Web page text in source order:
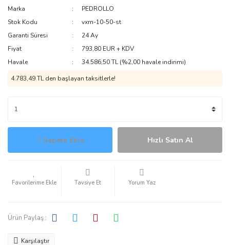
Marka
PEDROLLO
Stok Kodu
vxm-10-50-st
Garanti Süresi
24 Ay
Fiyat
793,80 EUR + KDV
Havale
34.586,50 TL (%2,00 havale indirimi)
4.783,49 TL den başlayan taksitlerle!
Sepete Ekle Hızlı Satın Al
Tavsiye Et Yorum Yaz
Ürün Paylaş :
Karşılaştır